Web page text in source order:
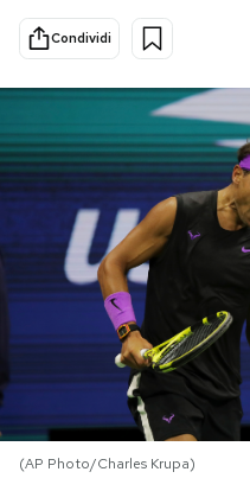
Scienza
Sport
PODCAST
NEWSLETTER
I MIEI PREFERITI
SHOP
Condividi
(AP Photo/Charles Krupa)